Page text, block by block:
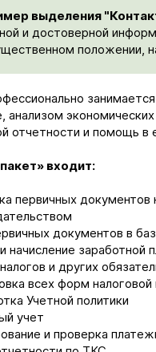
выделения
и достоверной
положении,
анализом
отчетности и помощь
входит:
первичных
документов в
начисление заработной
и других
всех форм налоговой
Учетной политики
учет
и проверка